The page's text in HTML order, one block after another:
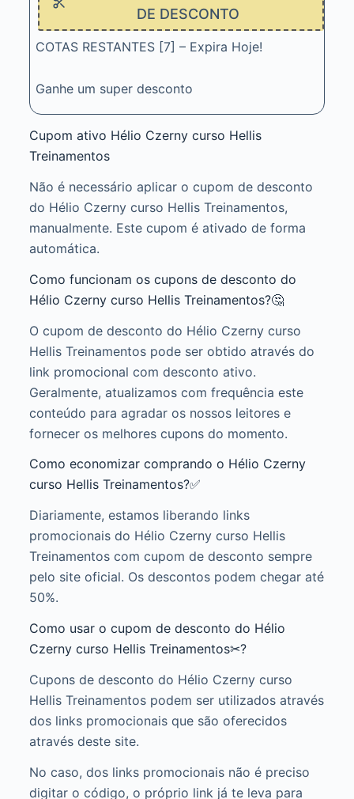
DE DESCONTO
COTAS RESTANTES [7] – Expira Hoje!
Ganhe um super desconto
Cupom ativo Hélio Czerny curso Hellis
Treinamentos
Não é necessário aplicar o cupom de desconto
do Hélio Czerny curso Hellis Treinamentos,
manualmente. Este cupom é ativado de forma
automática.
Como funcionam os cupons de desconto do
Hélio Czerny curso Hellis Treinamentos?🤔
O cupom de desconto do Hélio Czerny curso
Hellis Treinamentos pode ser obtido através do
link promocional com desconto ativo.
Geralmente, atualizamos com frequência este
conteúdo para agradar os nossos leitores e
fornecer os melhores cupons do momento.
Como economizar comprando o Hélio Czerny
curso Hellis Treinamentos?✅
Diariamente, estamos liberando links
promocionais do Hélio Czerny curso Hellis
Treinamentos com cupom de desconto sempre
pelo site oficial. Os descontos podem chegar até
50%.
Como usar o cupom de desconto do Hélio
Czerny curso Hellis Treinamentos✂?
Cupons de desconto do Hélio Czerny curso
Hellis Treinamentos podem ser utilizados através
dos links promocionais que são oferecidos
através deste site.
No caso, dos links promocionais não é preciso
digitar o código, o próprio link já te leva para